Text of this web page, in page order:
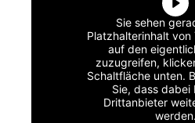
Sie sehen
Platzhalterinhalt von
auf den
zuzugreifen,
Schaltfläche unten.
Sie, dass dabei
Drittanbieter
werden.